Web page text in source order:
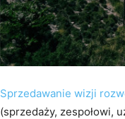
Sprzedawanie wizji
(sprzedaży, zespołowi,